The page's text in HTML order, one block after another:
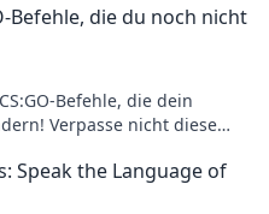
Befehle, die du noch nicht
Befehle, die dein
Verpasse nicht diese
Speak the Language of